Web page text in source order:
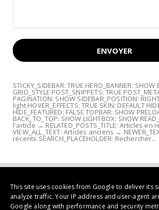
STICKY_SIDEBAR: TRUE HERO_BANNER: SHOW
GRID_STYLE POST_SNIPPETS: TRUE
PAGINATION: SHOW SIDEBAR_POSITION:
light HOVER_EFFECTS: TRUE SKIN: DEFAULT
HIDE_FEATURED: FALSE TOPBAR: SHOW
BACK_TO_TOP: SHOW LIGHTBOX: SHOW
l'article → RELATED_POSTS_TITLE: Articles en
VIEW_ALL_TEXT: Articles anciens →
récents SEARCH_PLACEHOLDER: Rechercher...
This site uses cookies from Google to deliver its
analyze traffic. Your IP address and user-agent
Google along with performance and security